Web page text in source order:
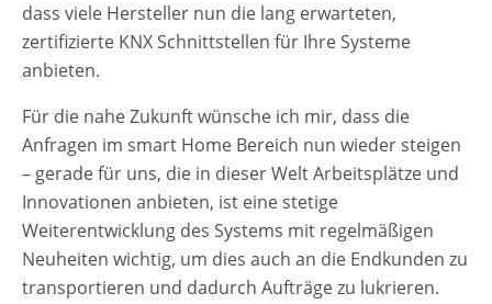
dass viele Hersteller nun die lang erwarteten,
zertifizierte KNX Schnittstellen für Ihre Systeme
anbieten.
Für die nahe Zukunft wünsche ich mir, dass die
Anfragen im smart Home Bereich nun wieder steigen
– gerade für uns, die in dieser Welt Arbeitsplätze und
Innovationen anbieten, ist eine stetige
Weiterentwicklung des Systems mit regelmäßigen
Neuheiten wichtig, um dies auch an die Endkunden zu
transportieren und dadurch Aufträge zu lukrieren.